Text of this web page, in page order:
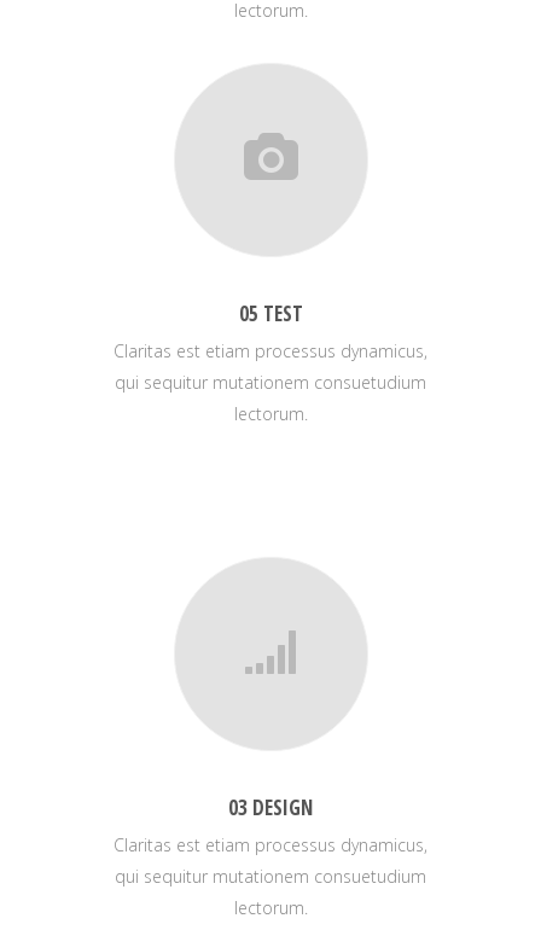
lectorum.
05 TEST
Claritas est etiam processus dynamicus,
qui sequitur mutationem consuetudium
lectorum.
03 DESIGN
Claritas est etiam processus dynamicus,
qui sequitur mutationem consuetudium
lectorum.